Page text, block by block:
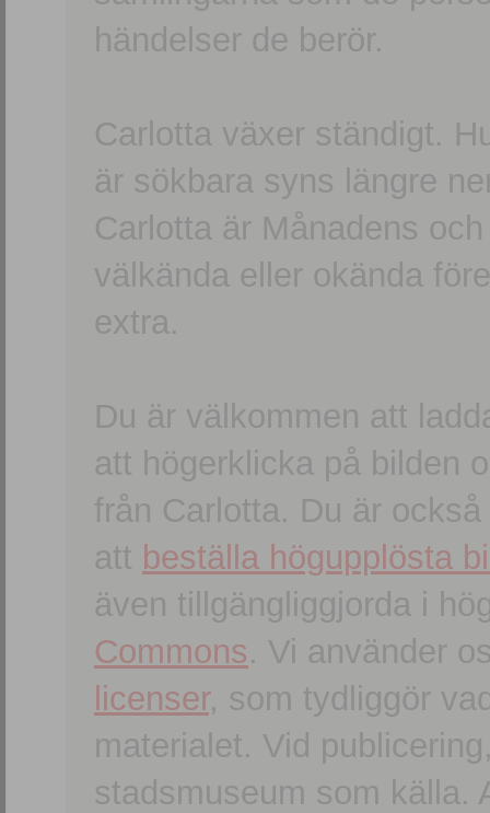
händelser de berör.
Carlotta växer ständigt.
är sökbara syns längre
Carlotta är Månadens
välkända eller okända
extra.
Du är välkommen att
att högerklicka på bilden
från Carlotta. Du är
att beställa högupplösta
även tillgängliggjorda i
Commons. Vi använder
licenser, som tydliggör
materialet. Vid
stadsmuseum som källa.